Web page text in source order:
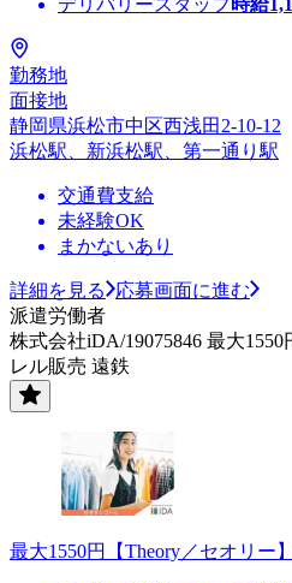
勤務地
面接地
静岡県浜松市中区西浅田2-10-12
浜松駅、新浜松駅、第一通り駅
交通費支給
未経験OK
まかないあり
詳細を見る
応募画面に進む
派遣労働者
株式会社iDA/19075846 最大
レル販売 遠鉄
最大1550円【Theory／セオリ